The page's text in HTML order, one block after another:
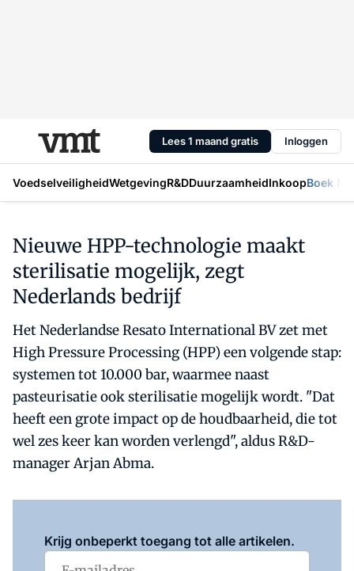
Lees 1 maand gratis Inloggen
VoedselveiligheidWetgevingR&DDuurzaamheidInkoopBoek
Nieuwe HPP-technologie maakt
sterilisatie mogelijk, zegt
Nederlands bedrijf
Het Nederlandse Resato International BV zet met
High Pressure Processing (HPP) een volgende stap:
systemen tot 10.000 bar, waarmee naast
pasteurisatie ook sterilisatie mogelijk wordt. "Dat
heeft een grote impact op de houdbaarheid, die tot
wel zes keer kan worden verlengd", aldus R&D-
manager Arjan Abma.
Krijg onbeperkt toegang tot alle artikelen.